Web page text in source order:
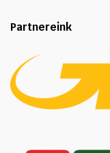
Partnereink